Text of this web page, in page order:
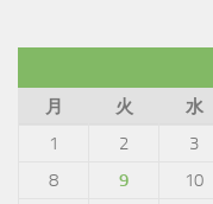
月
火 水
1
2 3
8
9 10